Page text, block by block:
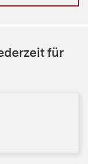
für